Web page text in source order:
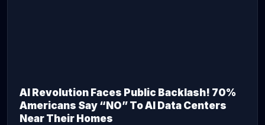
AI Revolution Faces Public Backlash! 70%
Americans Say “NO” To AI Data Centers
Near Their Homes